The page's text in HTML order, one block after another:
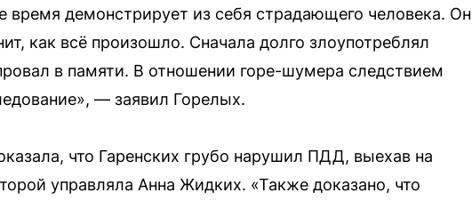
демонстрирует из себя страдающего человека. Он
как всё произошло. Сначала долго злоупотреблял
в памяти. В отношении горе-шумера следствием
— заявил Горелых.
что Гаренских грубо нарушил ПДД, выехав на
управляла Анна Жидких. «Также доказано, что